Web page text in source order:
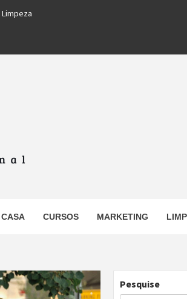
Limpeza
CASA CURSOS MARKETING
Pesquise